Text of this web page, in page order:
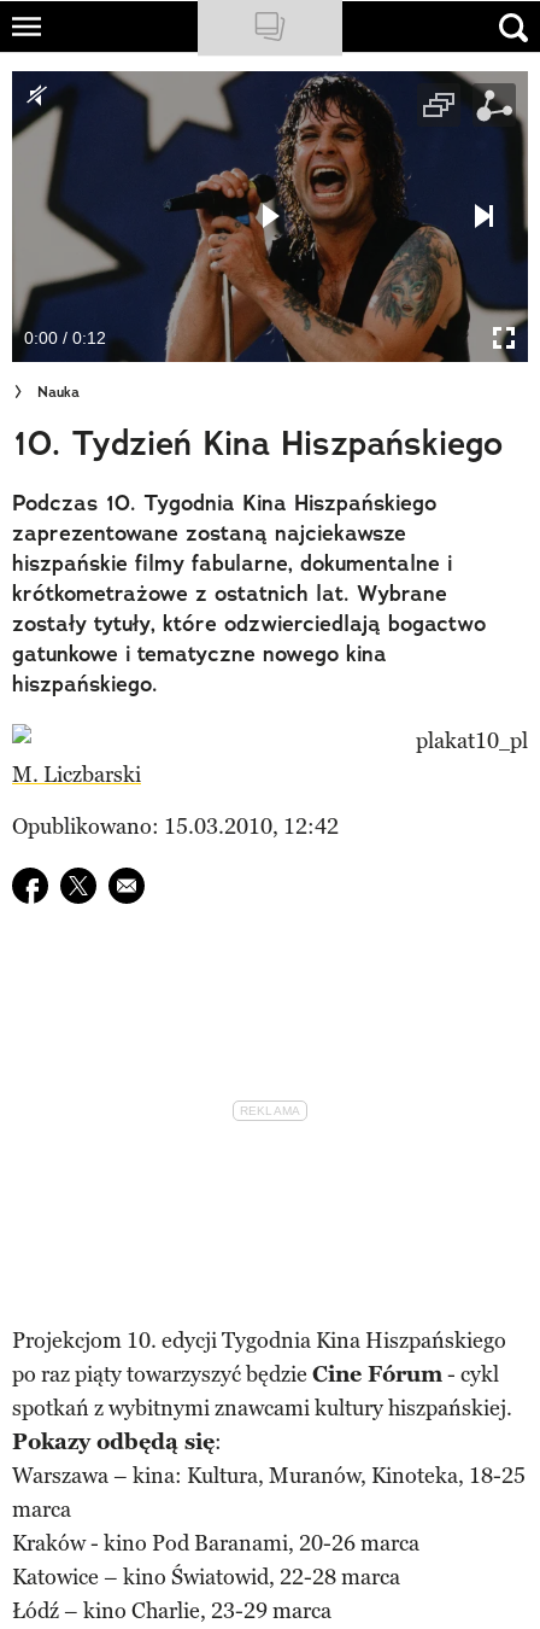
Skip
main
content
NATIONAL GEOGRAPHIC
TRAVELER
PODCASTY
Newsletter
Cuda Polski
Wielki Konkurs Fotograficzny
Trendbook Podróżniczy
Polecane
0:00 / 0:12
Nauka
10. Tydzień Kina Hiszpańskiego
Podczas 10. Tygodnia Kina Hiszpańskiego
zaprezentowane zostaną najciekawsze
hiszpańskie filmy fabularne, dokumentalne i
krótkometrażowe z ostatnich lat. Wybrane
zostały tytuły, które odzwierciedlają bogactwo
gatunkowe i tematyczne nowego kina
hiszpańskiego.
M. Liczbarski
Opublikowano: 15.03.2010, 12:42
Udostępnij na facebook
Udostępnij na twitter
E-mail do przyjaciela
Projekcjom 10. edycji Tygodnia Kina Hiszpańskiego
po raz piąty towarzyszyć będzie Cine Fórum- cykl
spotkań z wybitnymi znawcami kultury hiszpańskiej.
Pokazy odbędą się:
Warszawa – kina: Kultura, Muranów, Kinoteka, 18-25
marca
Kraków - kino Pod Baranami, 20-26 marca
Katowice – kino Światowid, 22-28 marca
Łódź – kino Charlie, 23-29 marca